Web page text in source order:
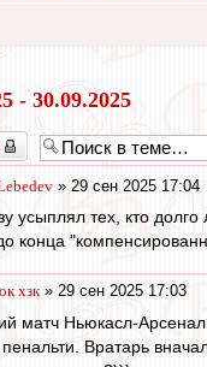
- 30.09.2025
» 29 сен 2025 17:04
усыплял тех, кто долго
конца
хзк» 29 сен 2025 17:03
матч Ньюкасл-Арсенал
Вратарь